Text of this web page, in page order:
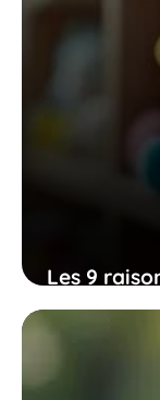
Les 9
certains
23 décembre